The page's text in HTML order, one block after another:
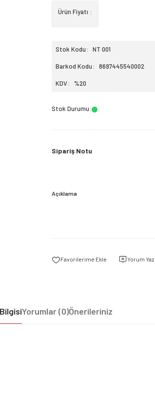
Ürün Fiyatı :
Stok Kodu NT 001
Barkod Kodu 8697445540002
KDV %20
Stok Durumu:
Sipariş Notu
Açıklama
Yorum Yaz
Yorumlar (0)Önerileriniz